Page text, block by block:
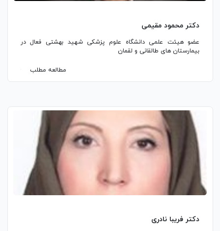
دکتر محمود مقیمی
عضو هیئت علمی دانشگاه علوم پزشکی شهید بهشتی فعال در
بیمارستان های طالقانی و لقمان
مطالعه مطلب
دکتر فریبا نادری